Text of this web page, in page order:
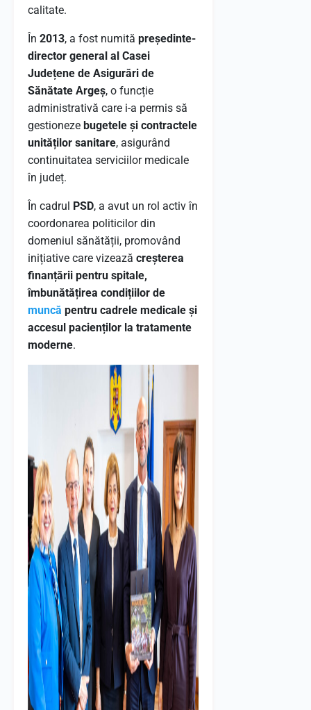
calitate.
În 2013, a fost numită președinte-
director general al Casei
Județene de Asigurări de
Sănătate Argeș, o funcție
administrativă care i-a permis să
gestioneze bugetele și contractele
unităților sanitare, asigurând
continuitatea serviciilor medicale
în județ.
În cadrul PSD, a avut un rol activ în
coordonarea politicilor din
domeniul sănătății, promovând
inițiative care vizează creșterea
finanțării pentru spitale,
îmbunătățirea condițiilor de
muncă pentru cadrele medicale și
accesul pacienților la tratamente
moderne.